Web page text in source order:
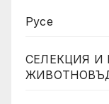
Русе
СЕЛЕКЦИЯ И